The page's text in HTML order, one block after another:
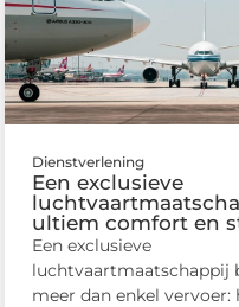
Dienstverlening
Een exclusieve
ultiem comfort en
Een exclusieve
luchtvaartmaatschappij
meer dan enkel vervoer: